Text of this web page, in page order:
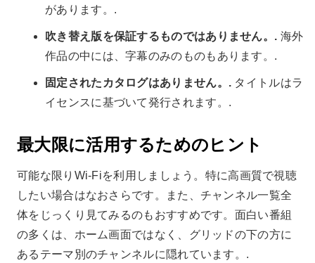
があります。.
吹き替え版を保証するものではありません。. 海外
作品の中には、字幕のみのものもあります。.
固定されたカタログはありません。. タイトルはラ
イセンスに基づいて発行されます。.
最大限に活用するためのヒント
可能な限りWi-Fiを利用しましょう。特に高画質で視聴
したい場合はなおさらです。また、チャンネル一覧全
体をじっくり見てみるのもおすすめです。面白い番組
の多くは、ホーム画面ではなく、グリッドの下の方に
あるテーマ別のチャンネルに隠れています。.